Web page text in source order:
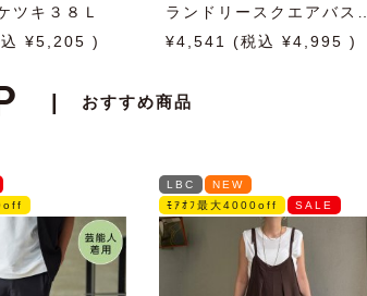
ツキ３８Ｌ
5,205
ランドリースクエアバスケ
ット キャスター付き53L
4,541 4,995
おすすめ商品
LBC
NEW
ﾓｱｵﾌ最大4000off
SALE